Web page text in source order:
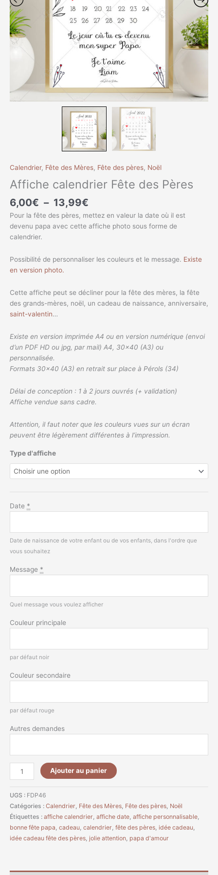
Calendrier, Fête des Mères, Fête des pères, Noël
Affiche calendrier Fête des Pères
6,00€ – 13,99€
Pour la fête des pères, mettez en valeur la date où il est
devenu papa avec cette affiche photo sous forme de
calendrier.
Possibilité de personnaliser les couleurs et le message. Existe
en version photo.
Cette affiche peut se décliner pour la fête des mères, la fête
des grands-mères, noël, un cadeau de naissance, anniversaire,
saint-valentin…
Existe en version imprimée A4 ou en version numérique (envoi
d’un PDF HD ou jpg, par mail) A4, 30×40 (A3) ou
personnalisée.
Formats 30×40 (A3) en retrait sur place à Pérols (34)
Délai de conception : 1 à 2 jours ouvrés (+ validation)
Affiche vendue sans cadre.
Attention, il faut noter que les couleurs vues sur un écran
peuvent être légèrement différentes à l’impression.
Type d'affiche
Date *
Date de naissance de votre enfant ou de vos enfants, dans l'ordre que
vous souhaitez
Message *
Quel message vous voulez afficher
Couleur principale
par défaut noir
Couleur secondaire
par défaut rouge
Autres demandes
Ajouter au panier
UGS : FDP46
Catégories : Calendrier, Fête des Mères, Fête des pères, Noël
Étiquettes : affiche calendrier, affiche date, affiche personnalisable,
bonne fête papa, cadeau, calendrier, fête des pères, idée cadeau,
idée cadeau fête des pères, jolie attention, papa d'amour